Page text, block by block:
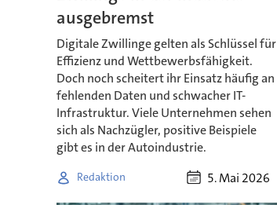
ausgebremst
Digitale Zwillinge gelten als Schlüssel für
Effizienz und Wettbewerbsfähigkeit.
Doch noch scheitert ihr Einsatz häufig an
fehlenden Daten und schwacher IT-
Infrastruktur. Viele Unternehmen sehen
sich als Nachzügler, positive Beispiele
gibt es in der Autoindustrie.
Redaktion 5. Mai 2026